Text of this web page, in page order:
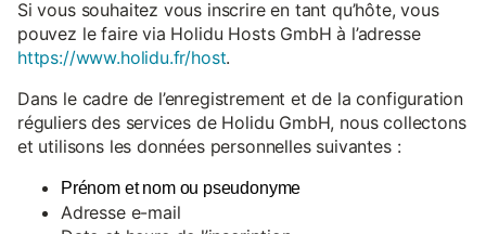
Si vous souhaitez vous inscrire en tant qu’hôte, vous
pouvez le faire via Holidu Hosts GmbH à l’adresse
https://www.holidu.fr/host.
Dans le cadre de l’enregistrement et de la configuration
réguliers des services de Holidu GmbH, nous collectons
et utilisons les données personnelles suivantes :
Prénom et nom ou pseudonyme
Adresse e-mail